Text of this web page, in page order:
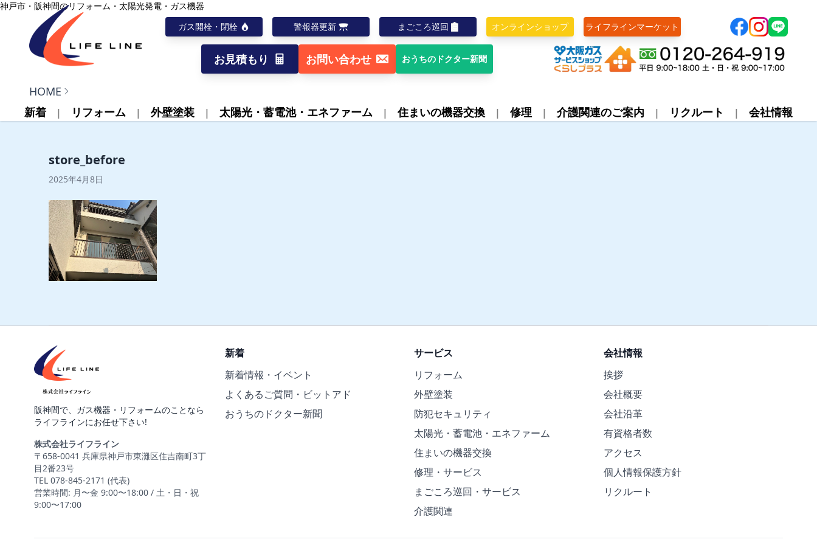
内容をスキップ
神戸市・阪神間のリフォーム・太陽光発電・ガス機器
ガス開栓・閉栓
警報器更新 まごころ巡回 オンラインショップ ライフラインマーケット
株式会社ライフライン お見積もり お問い合わせ おうちのドクター新聞
株式会社ライフライン
HOME
新着
リフォーム 外壁塗装 太陽光・蓄電池・エネファーム 住まいの機器交換 修理 介護関連のご案内 リクルート 会社情報
store_before
2025年4月8日
阪神間で、ガス機器・リフォームのことなら
ライフラインにお任せ下さい!
株式会社ライフライン
〒658-0041 兵庫県神戸市東灘区住吉南町3丁
目2番23号
TEL 078-845-2171 (代表)
営業時間: 月〜金 9:00〜18:00 / 土・日・祝
9:00〜17:00
新着
新着情報・イベント
よくあるご質問・ビットアド
おうちのドクター新聞
サービス
リフォーム
外壁塗装
防犯セキュリティ
太陽光・蓄電池・エネファーム
住まいの機器交換
修理・サービス
まごころ巡回・サービス
介護関連
会社情報
挨拶
会社概要
会社沿革
有資格者数
アクセス
個人情報保護方針
リクルート